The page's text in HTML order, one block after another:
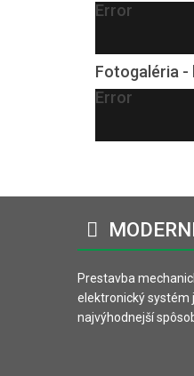
Error
Fotogaléria -
Error
Prestavba
elektronický systém
najvýhodnejší